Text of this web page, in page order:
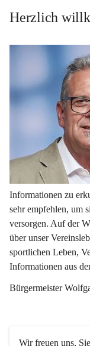
Herzlich
Informationen zu
sehr empfehlen, um
versorgen. Auf der
über unser
sportlichen Leben,
Informationen aus
Bürgermeister
Wir freuen uns,